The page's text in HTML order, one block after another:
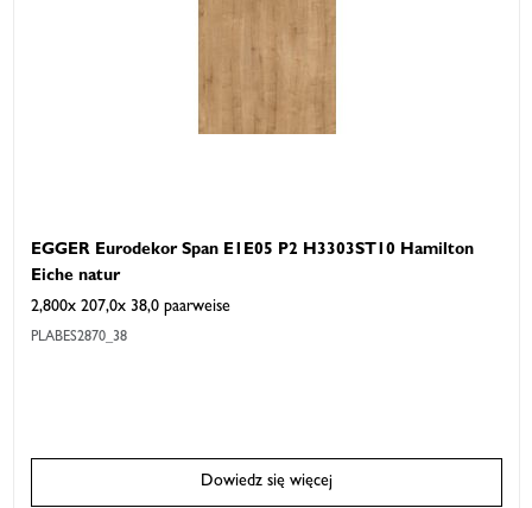
EGGER Eurodekor Span E1E05 P2 H3303ST10 Hamilton
Eiche natur
2,800x 207,0x 38,0 paarweise
PLABES2870_38
Dowiedz się więcej